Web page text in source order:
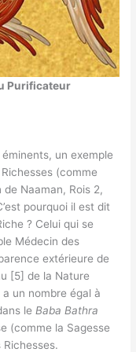
Purificateur
un exemple
(comme
de Naaman, Rois 2,
pourquoi il est dit
? Celui qui se
Médecin des
extérieure de
[5] de la Nature
a un nombre égal à
le Baba Bathra
(comme la Sagesse